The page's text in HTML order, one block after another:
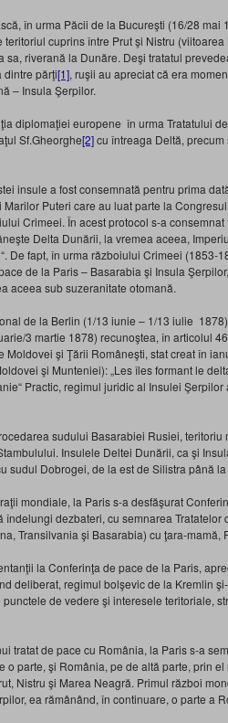
în urma Păcii de la Bucureşti (16/28 mai
cuprins între Prut şi Nistru
sa, riverană la Dunăre. Deşi tratatul
dintre părţi[1], ruşii au apreciat că era
– Insula Şerpilor.
diplomaţiei europene în urma Tratatului
Sf.Gheorghe[2]cu întreaga Deltă,
insule a fost consemnată pentru prima
Puteri care au luat parte la
Crimeei. În acest protocol s-a
Delta Dunării, la vremea aceea,
De fapt, în urma războiului Crimeei (1853-
de la Paris – Basarabia şi Insula
aceea sub suzeranitate otomană.
de la Berlin (1/13 iunie – 1/13 iulie
3 martie 1878) recunoştea, în articolul
Moldovei şi Ţării Româneşti, stat creat în
şi Munteniei): „Les îles formant le
Practic, regimul juridic al Insulei Şerpilor
sudului Basarabiei Rusiei,
Insulele Deltei Dunării, ca şi
sudul Dobrogei, de la est de Silistra până
mondiale, la Paris s-a desfăşurat
dezbateri, cu semnarea
Transilvania şi Basarabia) cu ţara-mamă,
la Conferinţa de pace de la Paris,
deliberat, regimul bolşevic de la Kremlin
de vedere şi interesele teritoriale,
tratat de pace cu România, la Paris s-a
o parte, şi România, pe de altă parte, prin
Nistru şi Marea Neagră. Primul război
ea rămânând, în continuare, o parte a